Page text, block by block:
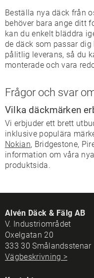
Beställa nya däck från
behöver bara ange ditt
kan du enkelt bläddra
de däck som passar
pålitlig leverans, så du
monterade och vara
Frågor och svar
Vilka däckmärken
Vi erbjuder ett brett
inklusive populära
Nokian, Bridgestone,
information om våra
produktsida.
Alvén Däck & Fälg AB
V. Industriområdet
Oxelgatan 20
333 30 Smålandsstenar
Vägbeskrivning >